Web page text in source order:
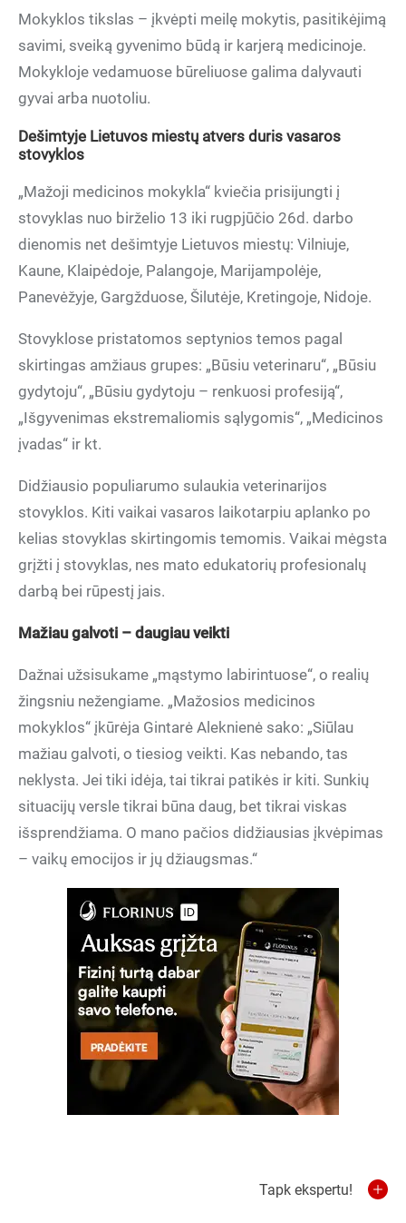
Mokyklos tikslas – įkvėpti meilę mokytis, pasitikėjimą
savimi, sveiką gyvenimo būdą ir karjerą medicinoje.
Mokykloje vedamuose būreliuose galima dalyvauti
gyvai arba nuotoliu.
Dešimtyje Lietuvos miestų atvers duris vasaros
stovyklos
„Mažoji medicinos mokykla“ kviečia prisijungti į
stovyklas nuo birželio 13 iki rugpjūčio 26d. darbo
dienomis net dešimtyje Lietuvos miestų: Vilniuje,
Kaune, Klaipėdoje, Palangoje, Marijampolėje,
Panevėžyje, Gargžduose, Šilutėje, Kretingoje, Nidoje.
Stovyklose pristatomos septynios temos pagal
skirtingas amžiaus grupes: „Būsiu veterinaru“, „Būsiu
gydytoju“, „Būsiu gydytoju – renkuosi profesiją“,
„Išgyvenimas ekstremaliomis sąlygomis“, „Medicinos
įvadas“ ir kt.
Didžiausio populiarumo sulaukia veterinarijos
stovyklos. Kiti vaikai vasaros laikotarpiu aplanko po
kelias stovyklas skirtingomis temomis. Vaikai mėgsta
grįžti į stovyklas, nes mato edukatorių profesionalų
darbą bei rūpestį jais.
Mažiau galvoti – daugiau veikti
Dažnai užsisukame „mąstymo labirintuose“, o realių
žingsniu nežengiame. „Mažosios medicinos
mokyklos“ įkūrėja Gintarė Aleknienė sako: „Siūlau
mažiau galvoti, o tiesiog veikti. Kas nebando, tas
neklysta. Jei tiki idėja, tai tikrai patikės ir kiti. Sunkių
situacijų versle tikrai būna daug, bet tikrai viskas
išsprendžiama. O mano pačios didžiausias įkvėpimas
– vaikų emocijos ir jų džiaugsmas.“
Tapk ekspertu!